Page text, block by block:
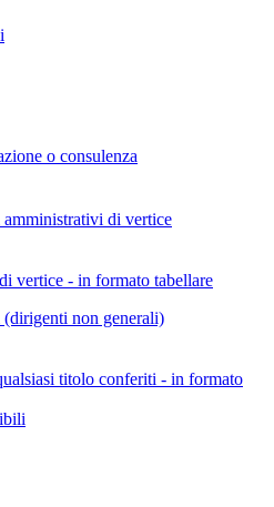
o consulenza
di vertice
vertice - in formato tabellare
non generali)
titolo conferiti - in formato